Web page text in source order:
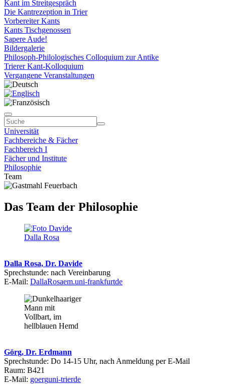
Kant im Streitgespräch
Die Kantrezeption in Trier
Vorbereiter Kants
Kants Tischgenossen
Sapere Aude!
Bildergalerie
Philosoph-Philologisches Colloquium zur Antike
Trierer Kant-Kolloquium
Vergangene Veranstaltungen
Universität
Fachbereiche & Fächer
Fachbereich I
Fächer und Institute
Philosophie
Team
Das Team der Philosophie
Dalla Rosa, Dr. Davide
Sprechstunde: nach Vereinbarung
E-Mail: DallaRosaem.uni-frankfurtde
Görg, Dr. Erdmann
Sprechstunde: Do 14-15 Uhr, nach Anmeldung per E-Mail
Raum: B421
E-Mail: goerguni-trierde